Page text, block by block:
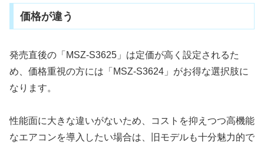
価格が違う
発売直後の「MSZ-S3625」は定価が高く設定されるた
め、価格重視の方には「MSZ-S3624」がお得な選択肢に
なります。
性能面に大きな違いがないため、コストを抑えつつ高機能
なエアコンを導入したい場合は、旧モデルも十分魅力的で